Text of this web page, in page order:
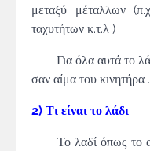
μεταξύ μέταλλων
ταχυτήτων κ.τ.λ )
Για όλα αυτά το
σαν αίμα του κινητήρα .
2) Τι είναι το λάδι
Το λαδί όπως το